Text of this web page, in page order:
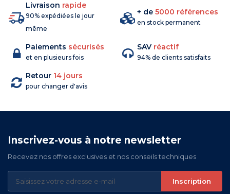
Livraison rapide
90% expédiées le jour
même
+ de 5000 références
en stock permanent
Paiements sécurisés
et en plusieurs fois
SAV réactif
94% de clients satisfaits
Retour 14 jours
pour changer d'avis
Inscrivez-vous à notre newsletter
Recevez nos offres exclusives et nos conseils techniques
Inscription